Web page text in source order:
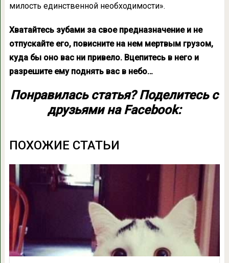
милость единственной необходимости».
Хватайтесь зубами за свое предназначение и не
отпускайте его, повисните на нем мертвым грузом,
куда бы оно вас ни привело. Вцепитесь в него и
разрешите ему поднять вас в небо…
Понравилась статья? Поделитесь с
друзьями на Facebook:
ПОХОЖИЕ СТАТЬИ